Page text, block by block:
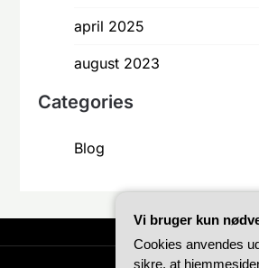
april 2025
august 2023
Categories
Blog
Vi bruger kun
Cookies anvendes
sikre, at